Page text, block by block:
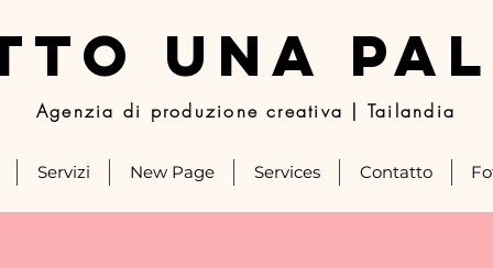
UNA
Agenzia di produzione creativa | Tailandia
Servizi New Page Services Contatto